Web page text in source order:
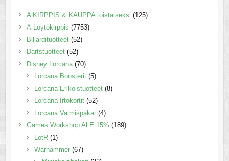
A KIRPPIS & KAUPPA toistaiseksi (125)
A-Löytökirppis (7753)
Biljardituotteet (52)
Dartstuotteet (52)
Disney Lorcana (70)
Lorcana Boosterit (5)
Lorcana Erikoistuotteet (8)
Lorcana Irtokortit (52)
Lorcana Valmispakat (4)
Games Workshop ALE 15% (189)
LotR (1)
Warhammer (67)